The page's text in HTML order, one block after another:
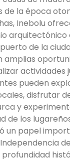
de bola de
(un arroz
y
alojamiento,
y
Los hoteles
ciudad, lo que
principales
y tiendas.
de la época
Inebolu
arquitectónico
de la
amplias
actividades
pueden
disfrutar
y
de los
un papel